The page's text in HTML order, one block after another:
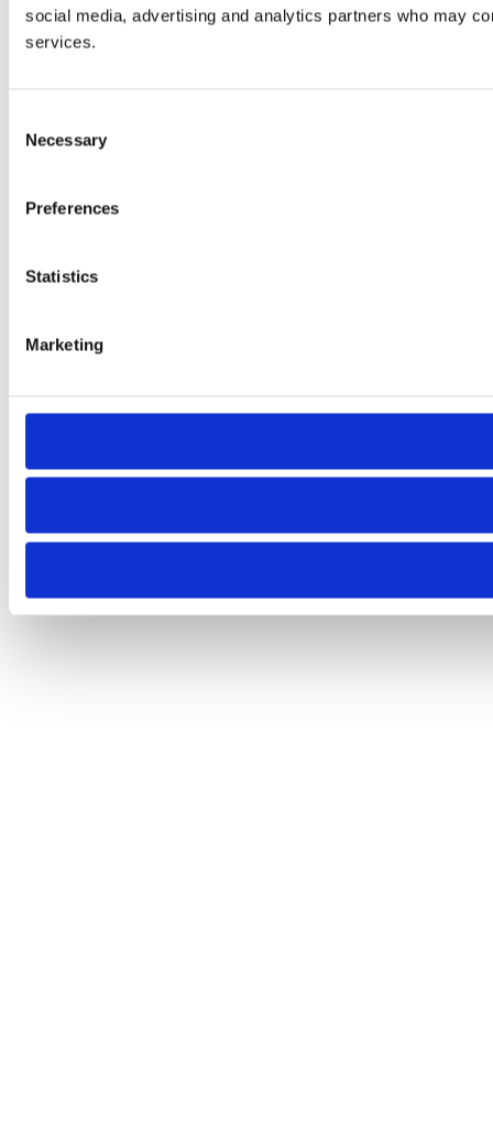
social media, advertising and analytics partners who may
services.
Selection
Necessary
Preferences
Statistics
Marketing